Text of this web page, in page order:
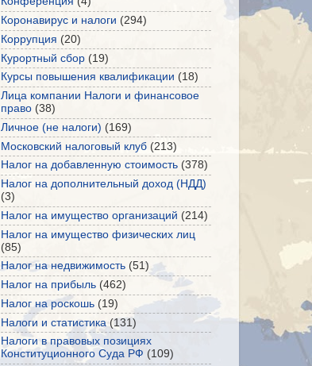
Коронавирус и налоги (294)
Коррупция (20)
Курортный сбор (19)
Курсы повышения квалификации (18)
Лица компании Налоги и финансовое
право (38)
Личное (не налоги) (169)
Московский налоговый клуб (213)
Налог на добавленную стоимость (378)
Налог на дополнительный доход (НДД)
(3)
Налог на имущество организаций (214)
Налог на имущество физических лиц
(85)
Налог на недвижимость (51)
Налог на прибыль (462)
Налог на роскошь (19)
Налоги и статистика (131)
Налоги в правовых позициях
Конституционного Суда РФ (109)